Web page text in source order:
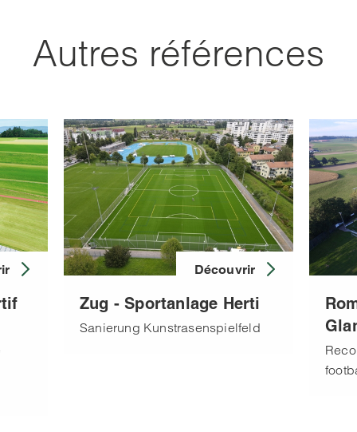
Autres références
Découvrir
Zug - Sportanlage Herti
Sanierung Kunstrasenspielfeld